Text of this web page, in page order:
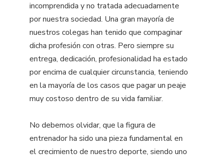
incomprendida y no tratada adecuadamente
por nuestra sociedad. Una gran mayoría de
nuestros colegas han tenido que compaginar
dicha profesión con otras. Pero siempre su
entrega, dedicación, profesionalidad ha estado
por encima de cualquier circunstancia, teniendo
en la mayoría de los casos que pagar un peaje
muy costoso dentro de su vida familiar.
No debemos olvidar, que la figura de
entrenador ha sido una pieza fundamental en
el crecimiento de nuestro deporte, siendo uno